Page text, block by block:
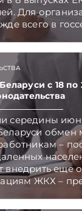
Для
всего в
курса вуза, и
восполнять
нас 18
середины
обмен
–
внедрить еще
ЖКХ –
а